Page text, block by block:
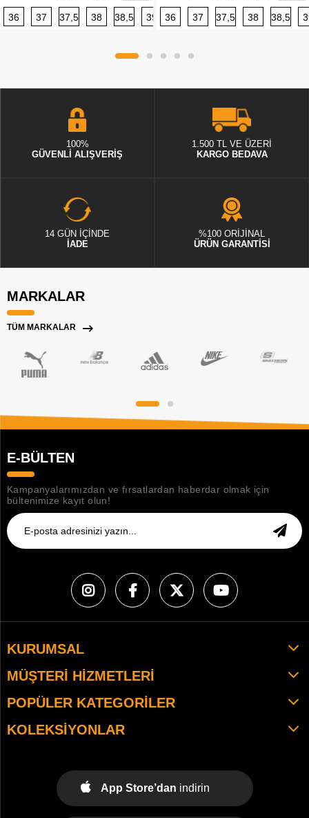
36 37 37,5 38 38,5 39 40 40,5 41 42 42,5
36 37 37,5 38 38,5
100%
GÜVENLİ ALIŞVERİŞ
1.500 TL VE ÜZERİ
KARGO BEDAVA
14 GÜN İÇİNDE
İADE
%100 ORİJİNAL
ÜRÜN GARANTİSİ
MARKALAR
TÜM MARKALAR
E-BÜLTEN
Kampanyalarımızdan ve fırsatlardan haberdar olmak için
bültenimize kayıt olun!
KURUMSAL
MÜŞTERI HIZMETLERI
POPÜLER KATEGORILER
KOLEKSIYONLAR
App Store’dan indirin